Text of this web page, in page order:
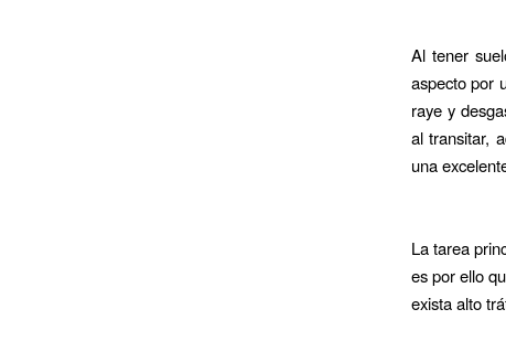
Al tener
aspecto por
raye y
al transitar,
una
La tarea
es por ello
exista alto